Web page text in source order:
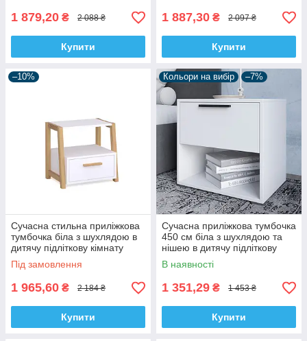
1 879,20 ₴ 2 088 ₴
Купити
1 887,30 ₴ 2 097 ₴
Купити
–10%
Сучасна стильна приліжкова
тумбочка біла з шухлядою в
дитячу підліткову кімнату
Стека ВМВ Холдинг
Під замовлення
1 965,60 ₴ 2 184 ₴
Купити
Кольори на вибір –7%
Сучасна приліжкова тумбочка
450 см біла з шухлядою та
нішею в дитячу підліткову
кімнату Краш Ліон
В наявності
1 351,29 ₴ 1 453 ₴
Купити